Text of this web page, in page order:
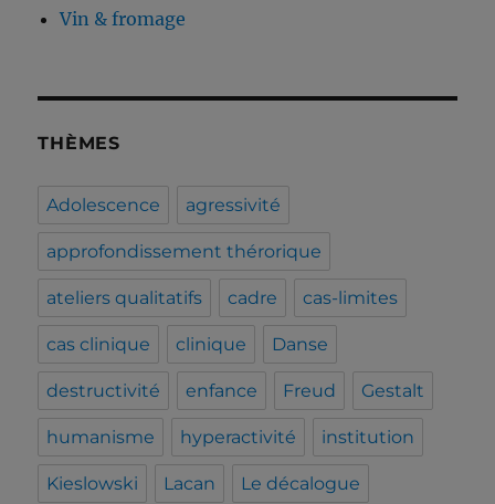
Vin & fromage
THÈMES
Adolescence agressivité
approfondissement thérorique
ateliers qualitatifs cadre cas-limites
cas clinique clinique Danse
destructivité enfance Freud Gestalt
humanisme hyperactivité institution
Kieslowski Lacan Le décalogue